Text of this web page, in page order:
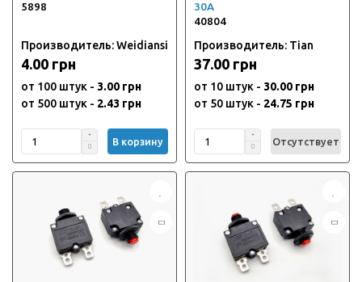
5898
Производитель: Weidiansi
4.00 грн
от 100 штук - 3.00 грн
от 500 штук - 2.43 грн
В корзину
30A
40804
Производитель: Tian
37.00 грн
от 10 штук - 30.00 грн
от 50 штук - 24.75 грн
Отсутствует